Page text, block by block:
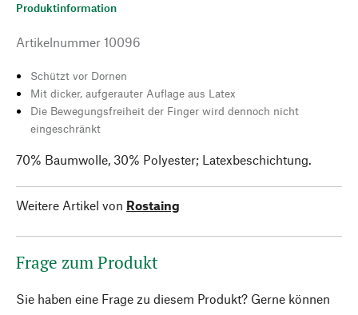
Produktinformation
Artikelnummer 10096
Schützt vor Dornen
Mit dicker, aufgerauter Auflage aus Latex
Die Bewegungsfreiheit der Finger wird dennoch nicht
eingeschränkt
70% Baumwolle, 30% Polyester; Latexbeschichtung.
Weitere Artikel von Rostaing
Frage zum Produkt
Sie haben eine Frage zu diesem Produkt? Gerne können